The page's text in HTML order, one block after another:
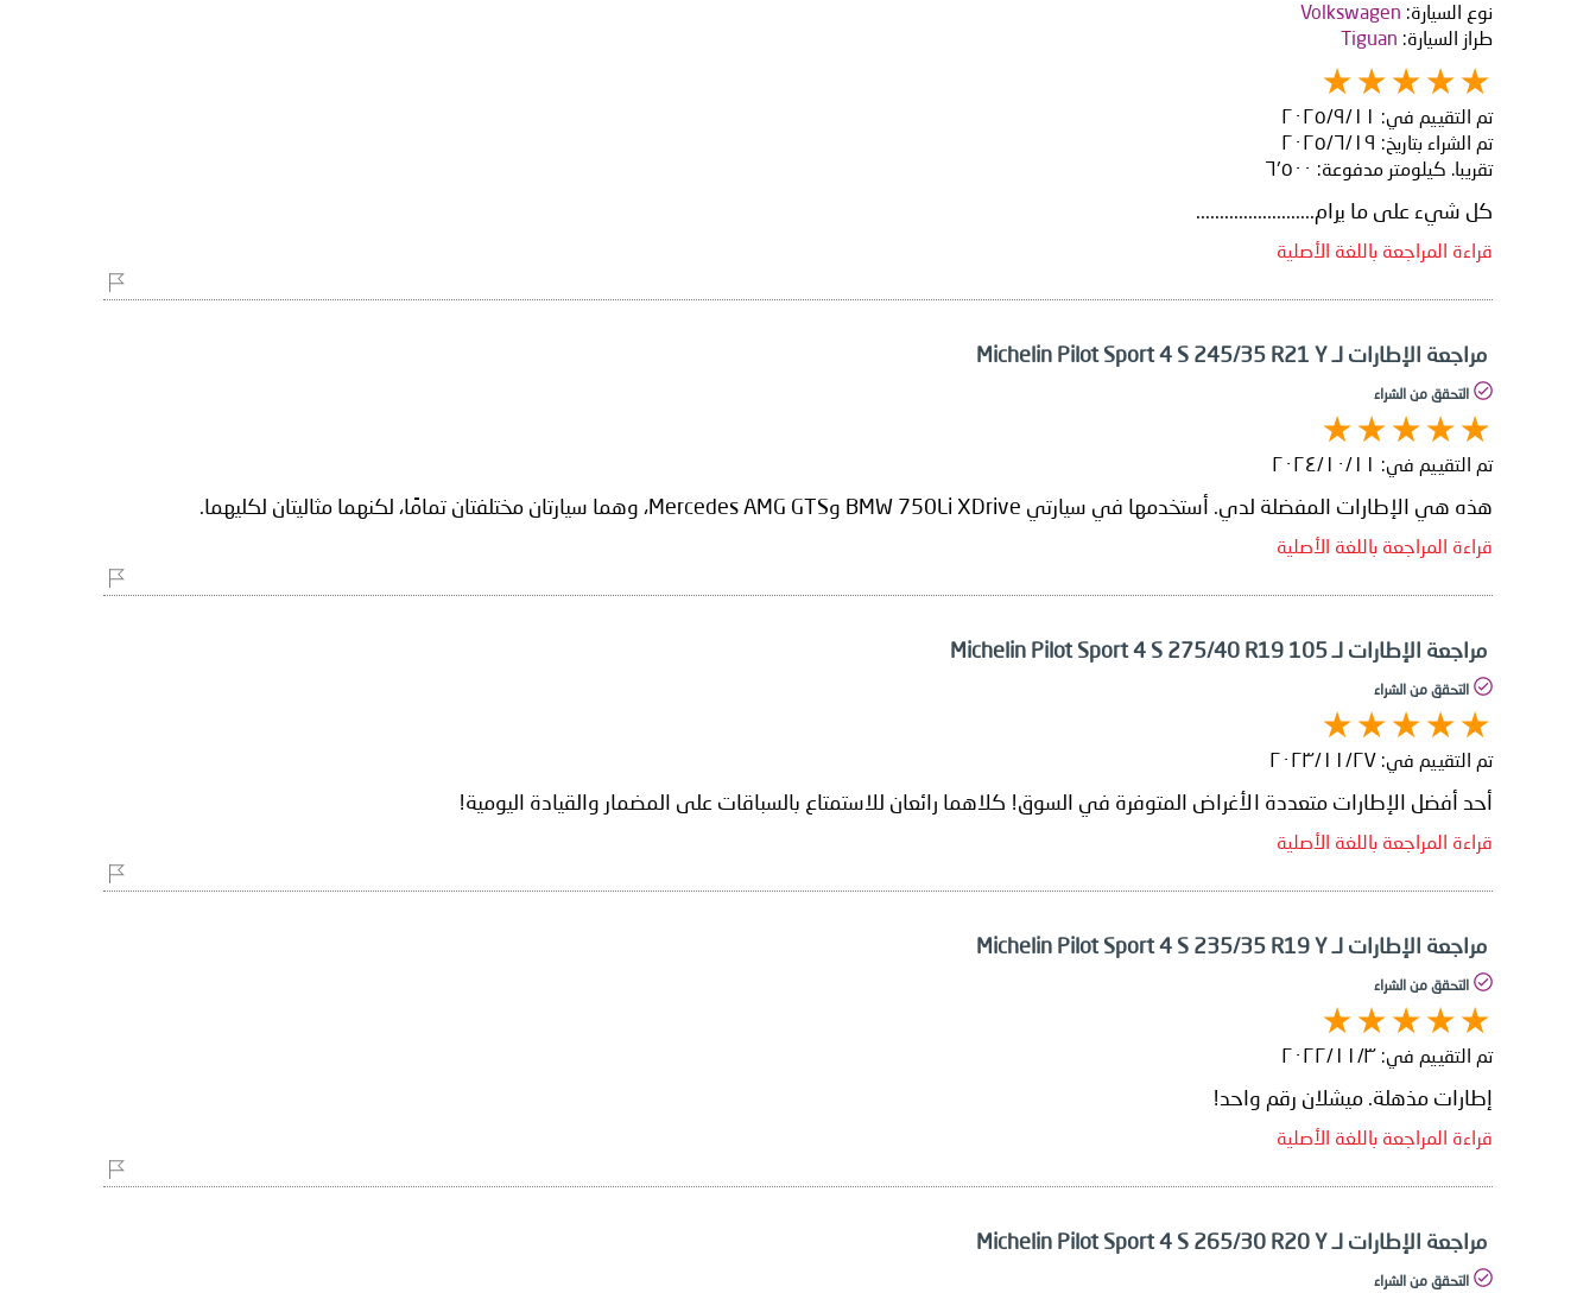
نوع السيارة: Volkswagen
طراز السيارة: Tiguan
تم التقييم في: ١١‏/٩‏/٢٠٢٥
تم الشراء بتاريخ: ١٩‏/٦‏/٢٠٢٥
تقريبا. كيلومتر مدفوعة: ٦٬٥٠٠
كل شيء على ما يرام.........................
قراءة المراجعة باللغة الأصلية
مراجعة الإطارات لـ Michelin Pilot Sport 4 S 245/35 R21 Y
التحقق من الشراء
تم التقييم في: ١١‏/١٠‏/٢٠٢٤
هذه هي الإطارات المفضلة لدي. أستخدمها في سيارتي BMW 750Li XDrive وMercedes AMG GTS، وهما سيارتان مختلفتان تمامًا، لكنهما مثاليتان لكليهما.
قراءة المراجعة باللغة الأصلية
مراجعة الإطارات لـ Michelin Pilot Sport 4 S 275/40 R19 105
التحقق من الشراء
تم التقييم في: ٢٧‏/١١‏/٢٠٢٣
أحد أفضل الإطارات متعددة الأغراض المتوفرة في السوق! كلاهما رائعان للاستمتاع بالسباقات على المضمار والقيادة اليومية!
قراءة المراجعة باللغة الأصلية
مراجعة الإطارات لـ Michelin Pilot Sport 4 S 235/35 R19 Y
التحقق من الشراء
تم التقييم في: ٣‏/١١‏/٢٠٢٢
إطارات مذهلة. ميشلان رقم واحد!
قراءة المراجعة باللغة الأصلية
مراجعة الإطارات لـ Michelin Pilot Sport 4 S 265/30 R20 Y
التحقق من الشراء